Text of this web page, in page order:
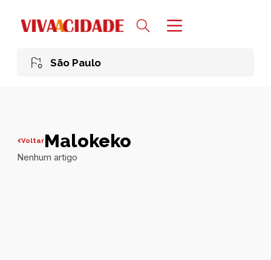
São Paulo
VoltarMalokeko
Nenhum artigo